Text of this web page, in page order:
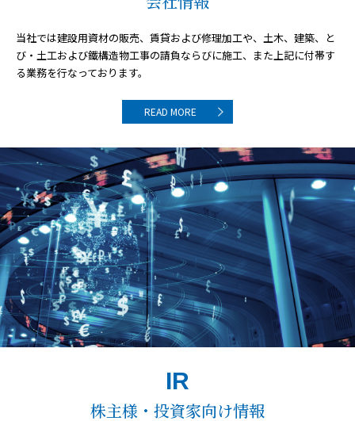
当社では建設用資材の販売、賃貸および修理加工や、 土木、建築、と
び・土工および鐵構造物工事の請負ならびに施工、 また上記に付帯す
る業務を行なっております。
READ MORE
IR
株主様・投資家向け情報